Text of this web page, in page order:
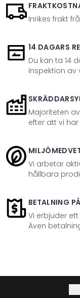
Inrikes frakt
14 DAGARS
Du kan ta 14
inspektion av
Majoriteten
efter att vi
Vi arbetar
hållbara
BETALNING
Vi erbjuder
Även